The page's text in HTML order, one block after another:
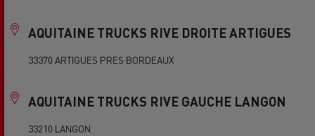
AQUITAINE TRUCKS RIVE DROITE ARTIGUES
33370 ARTIGUES PRES BORDEAUX
AQUITAINE TRUCKS RIVE GAUCHE LANGON
33210 LANGON